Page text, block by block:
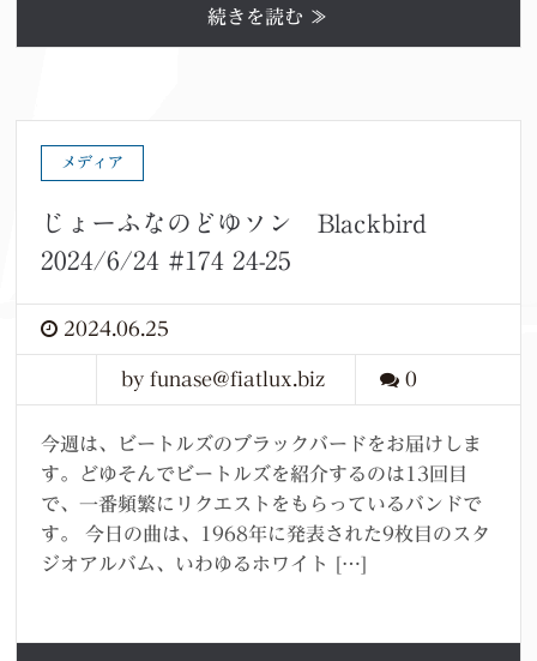
続きを読む ≫
メディア
じょーふなのどゆソン Blackbird
2024/6/24 #174 24-25
2024.06.25
by funase@fiatlux.biz 0
今週は、ビートルズのブラックバードをお届けしま
す。どゆそんでビートルズを紹介するのは13回目
で、一番頻繁にリクエストをもらっているバンドで
す。 今日の曲は、1968年に発表された9枚目のスタ
ジオアルバム、いわゆるホワイト […]